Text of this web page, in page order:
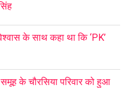
के साथ कहा था कि ‘PK’
के चौरसिया परिवार को हुआ